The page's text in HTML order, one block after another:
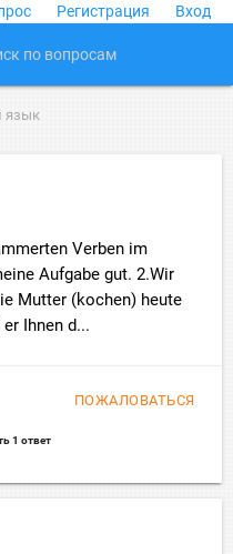
Регистрация Вход
язык
Verben im
Aufgabe gut. 2.Wir
Mutter (kochen) heute
Ihnen d...
ПОЖАЛОВАТЬСЯ
1 ответ